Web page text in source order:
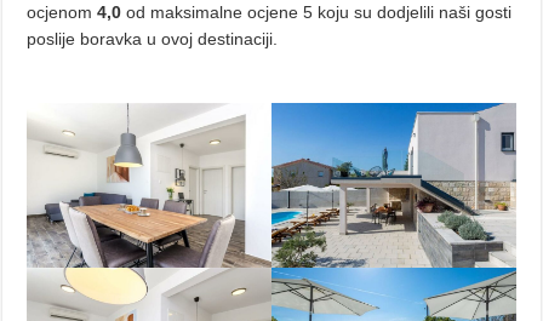
ocjenom4,0 od maksimalne ocjene 5 koju su dodjelili naši gosti
poslije boravka u ovoj destinaciji.